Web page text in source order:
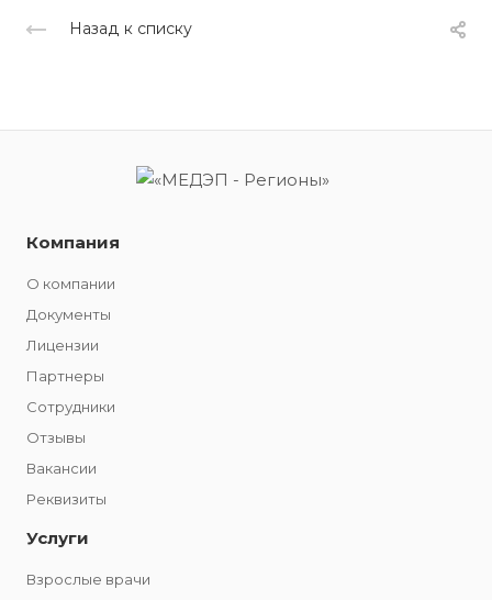
Назад к списку
Компания
О компании
Документы
Лицензии
Партнеры
Сотрудники
Отзывы
Вакансии
Реквизиты
Услуги
Взрослые врачи